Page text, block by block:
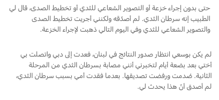
السعودية‬
العربية
المتحدة
الضمان والتأمين
باقة الصيانة الفائقة
باقة الخدمة
باقة العناية الفائقة
حتى بدون إجراء خزعة أو التصوير الشعاعي للثدي أو تخطيط الصدى، قال لي
الطبيب إنه سرطان الثدي. لم أصدّقه ولكنني أجريت تخطيط الصدى
والتصوير الشعاعي للثدي وفي اليوم التالي ذهبت لإجراء الخزعة.
لم يكن بوسعي انتظار صدور النتائج في لبنان، فعدت إلى دبي واتصلت بي
أختي بعد بضعة أيام لتخبرني أنني مصابة بسرطان الثدي من المرحلة
الثانية. صُدمت ورفضت تصديقها. بعدما فقدت أمي بسبب سرطان الثدي،
لم أصدق أنّ هذا يحدث لي.